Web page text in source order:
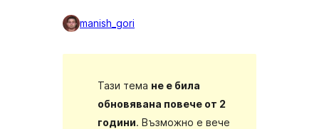
manish_gori
Тази тема не е била
обновявана повече от 2
години. Възможно е вече